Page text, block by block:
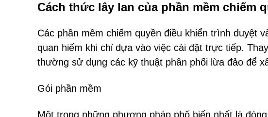
Cách thức lây lan của phần mềm chiếm
Các phần mềm chiếm quyền điều khiển trình duyệt
quan hiếm khi chỉ dựa vào việc cài đặt trực tiếp.
thường sử dụng các kỹ thuật phân phối lừa đảo để
Gói phần mềm
Một trong những phương pháp phổ biến nhất là